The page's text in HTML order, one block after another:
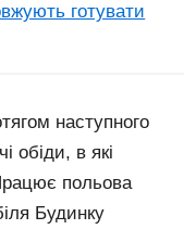
готувати
наступного
обіди, в які
польова
Будинку